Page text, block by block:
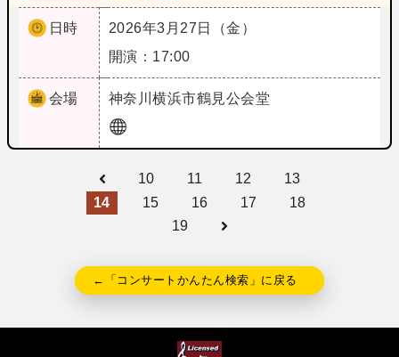
日時
2026年3月27日（金）
開演：17:00
会場 神奈川横浜市鶴見公会堂
10 11 12
13
14
15 16 17
18
19
←「コンサートかんたん検索」に戻る